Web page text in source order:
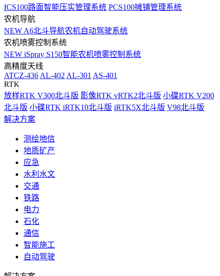
ICS100路面智能压实管理系统 PCS100摊铺管理系统
农机导航
NEW A6北斗导航农机自动驾驶系统
农机喷雾控制系统
NEW iSpray S150智能农机喷雾控制系统
高精度天线
ATCZ-436 AL-402 AL-301 AS-401
RTK
放样RTK V300北斗版 影像RTK vRTK2北斗版 小碟RTK V200
北斗版 小碟RTK iRTK10北斗版 iRTK5X北斗版 V98北斗版
解决方案
测绘地信
地质矿产
应急
水利水文
交通
铁路
电力
石化
通信
智能施工
自动驾驶